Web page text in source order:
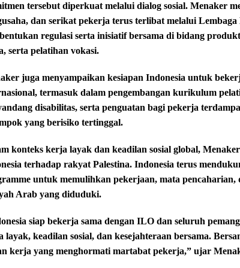
tersebut diperkuat melalui dialog sosial. Menaker
dan serikat pekerja terus terlibat melalui
regulasi serta inisiatif bersama di bidang
serta pelatihan vokasi.
juga menyampaikan kesiapan Indonesia untuk
termasuk dalam pengembangan kurikulum
disabilitas, serta penguatan bagi pekerja
yang berisiko tertinggal.
konteks kerja layak dan keadilan sosial global,
terhadap rakyat Palestina. Indonesia terus
untuk memulihkan pekerjaan, mata pencaharian,
Arab yang diduduki.
siap bekerja sama dengan ILO dan seluruh
layak, keadilan sosial, dan kesejahteraan bersama.
kerja yang menghormati martabat pekerja,” ujar